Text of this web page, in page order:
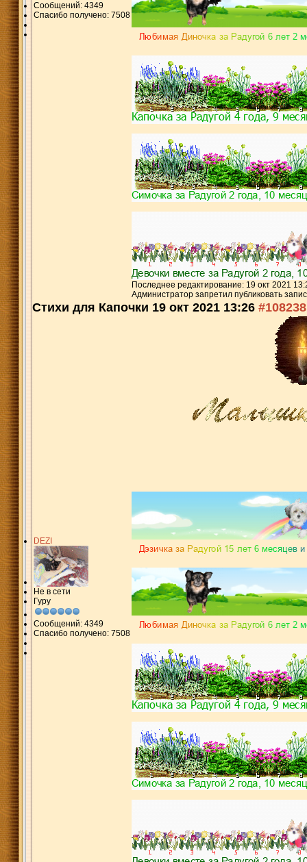
Сообщений: 4349
Спасибо получено: 7508
Последнее редактирование: 19 окт 2021
Администратор запретил публиковать
Стихи для Капочки 19 окт 2021 13:26 #108238
DEZI
Не в сети
Гуру
Сообщений: 4349
Спасибо получено: 7508